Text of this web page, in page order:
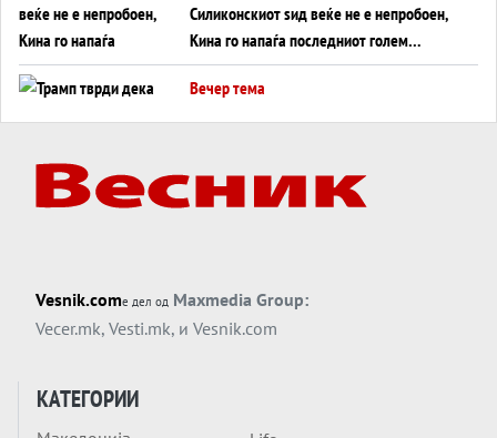
Силиконскиот ѕид веќе не е непробоен,
Кина го напаѓа последниот голем
монопол на Западот?
Вечер тема
Вечер тема
ДЛАБОКО УДОЛУ: Сметководствените
Вечер тема
АТОМСКО ДОМИНО НА БЛИСКИОТ
ИСТОК
Vesnik.comе дел од Maxmedia Group:
Vecer.mk, Vesti.mk, и Vesnik.com
КАТЕГОРИИ